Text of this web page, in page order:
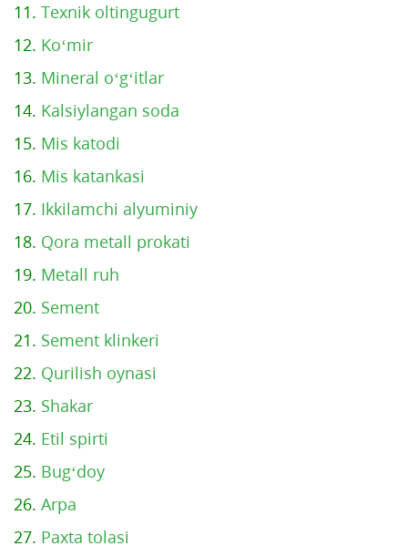
11. Texnik oltingugurt
12. Ko‘mir
13. Mineral o‘g‘itlar
14. Kalsiylangan soda
15. Mis katodi
16. Mis katankasi
17. Ikkilamchi alyuminiy
18. Qora metall prokati
19. Metall ruh
20. Sement
21. Sement klinkeri
22. Qurilish oynasi
23. Shakar
24. Etil spirti
25. Bug‘doy
26. Arpa
27. Paxta tolasi